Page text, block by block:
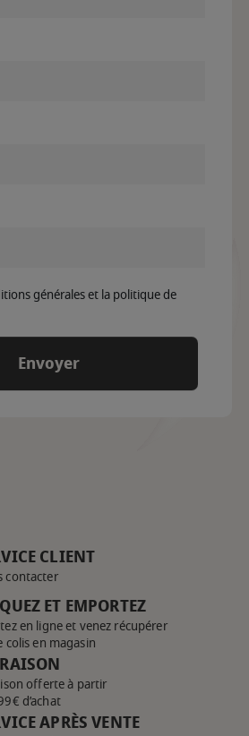
générales et la politique de
CLIENT
contacter
ET EMPORTEZ
en ligne et venez récupérer
colis en magasin
offerte à partir
d’achat
APRÈS VENTE